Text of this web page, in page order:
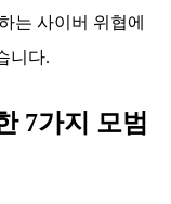
는 사이버 위협에
니다.
7가지 모범